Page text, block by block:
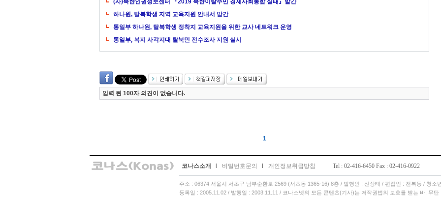
(사)북한인권정보센터 『2019 북한이탈주민 경제사회통합 실태』발간
하나원, 탈북학생 지역 교육지원 안내서 발간
통일부 하나원, 탈북학생 정착지 교육지원을 위한 교사 네트워크 운영
통일부, 복지 사각지대 탈북민 전수조사 지원 실시
입력 된 100자 의견이 없습니다.
1
코나스소개 비밀번호문의 개인정보취급방침 Tel : 02-416-6450 Fax : 02-416-0922
주소 : 06374 서울시 서초구 남부순환로 2569 (서초동 1365-16) 8층 / 발행인 : 신상태 / 편집인 : 전복동 / 청소
등록일 : 2005.11.02 / 발행일 : 2003.11.11 / 코나스넷의 모든 콘텐츠(기사)는 저작권법의 보호를 받는 바, 무단